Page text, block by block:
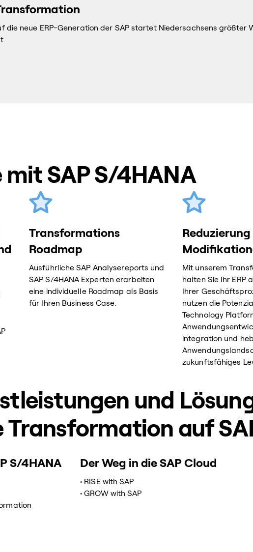
die neue ERP-Generation der SAP startet Niedersachsens größter
mit SAP S/4HANA
Transformations
Roadmap
Ausführliche SAP Analysereports und
SAP S/4HANA Experten erarbeiten
eine individuelle Roadmap als Basis
für Ihren Business Case.
Reduzierung
Mit unserem
halten Sie Ihr ERP
Ihrer
nutzen die
Technology
integration und
zukunftsfähiges
und
auf
S/4HANA Der Weg in die SAP Cloud
• RISE with SAP
• GROW with SAP